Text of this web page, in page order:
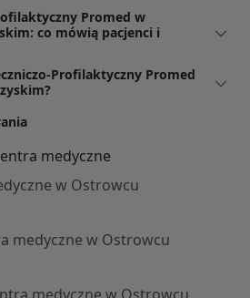
Promed w
co mówią pacjenci i
Profilaktyczny Promed
medyczne
w Ostrowcu
medyczne w Ostrowcu